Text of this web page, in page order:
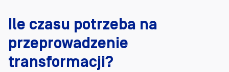
Ile czasu potrzeba na
przeprowadzenie
transformacji?